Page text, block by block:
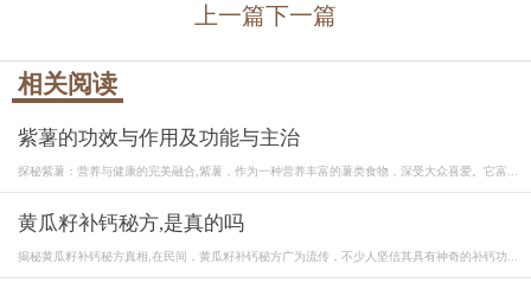
上一篇下一篇
相关阅读
紫薯的功效与作用及功能与主治
探秘紫薯：营养与健康的完美融合,紫薯，作为一种营养丰富的薯类食物，深受大众喜爱。它富...
黄瓜籽补钙秘方,是真的吗
揭秘黄瓜籽补钙秘方真相,在民间，黄瓜籽补钙秘方广为流传，不少人坚信其具有神奇的补钙功...